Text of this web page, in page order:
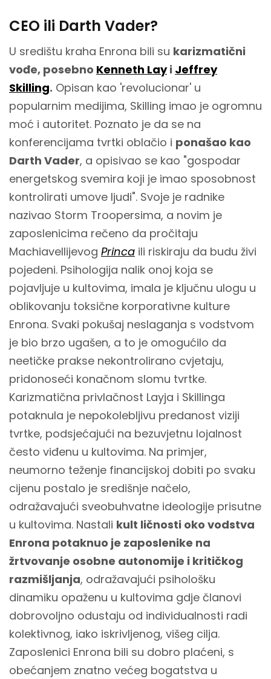
CEO ili Darth Vader?
U središtu kraha Enrona bili su karizmatični
vođe, posebno Kenneth Layi Jeffrey
Skilling. Opisan kao 'revolucionar' u
popularnim medijima, Skilling imao je ogromnu
moć i autoritet. Poznato je da se na
konferencijama tvrtki oblačio i ponašao kao
Darth Vader, a opisivao se kao "gospodar
energetskog svemira koji je imao sposobnost
kontrolirati umove ljudi". Svoje je radnike
nazivao Storm Troopersima, a novim je
zaposlenicima rečeno da pročitaju
Machiavellijevog Princa ili riskiraju da budu živi
pojedeni. Psihologija nalik onoj koja se
pojavljuje u kultovima, imala je ključnu ulogu u
oblikovanju toksične korporativne kulture
Enrona. Svaki pokušaj neslaganja s vodstvom
je bio brzo ugašen, a to je omogućilo da
neetičke prakse nekontrolirano cvjetaju,
pridonoseći konačnom slomu tvrtke.
Karizmatična privlačnost Layja i Skillinga
potaknula je nepokolebljivu predanost viziji
tvrtke, podsjećajući na bezuvjetnu lojalnost
često viđenu u kultovima. Na primjer,
neumorno teženje financijskoj dobiti po svaku
cijenu postalo je središnje načelo,
odražavajući sveobuhvatne ideologije prisutne
u kultovima. Nastali kult ličnosti oko vodstva
Enrona potaknuo je zaposlenike na
žrtvovanje osobne autonomije i kritičkog
razmišljanja, odražavajući psihološku
dinamiku opaženu u kultovima gdje članovi
dobrovoljno odustaju od individualnosti radi
kolektivnog, iako iskrivljenog, višeg cilja.
Zaposlenici Enrona bili su dobro plaćeni, s
obećanjem znatno većeg bogatstva u